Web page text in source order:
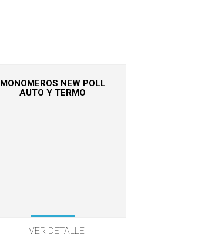
MONOMEROS NEW POLL
AUTO Y TERMO
+ VER DETALLE